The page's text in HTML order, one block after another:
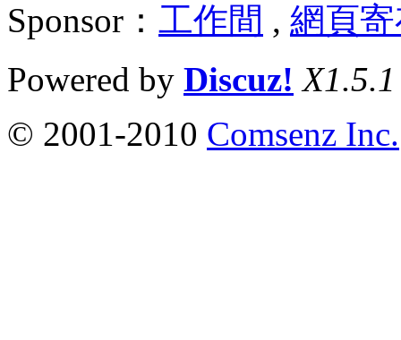
Sponsor： 工作間 , 網頁
Powered by Discuz! X1.5.1
© 2001-2010 Comsenz Inc.